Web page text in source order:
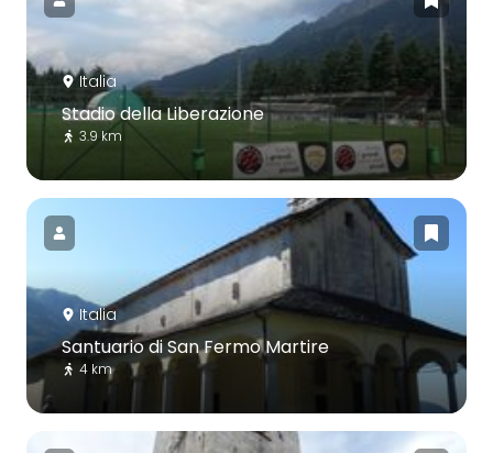
Italia
Stadio della Liberazione
3.9 km
Italia
Santuario di San Fermo Martire
4 km